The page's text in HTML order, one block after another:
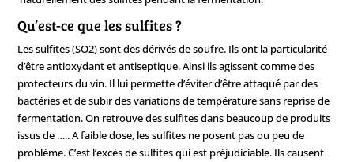
Qu’est-ce que les sulfites ?
Les sulfites (SO2) sont des dérivés de soufre. Ils ont la particularité
d’être antioxydant et antiseptique. Ainsi ils agissent comme des
protecteurs du vin. Il lui permette d’éviter d’être attaqué par des
bactéries et de subir des variations de température sans reprise de
fermentation. On retrouve des sulfites dans beaucoup de produits
issus de ….. A faible dose, les sulfites ne posent pas ou peu de
problème. C’est l’excès de sulfites qui est préjudiciable. Ils causent